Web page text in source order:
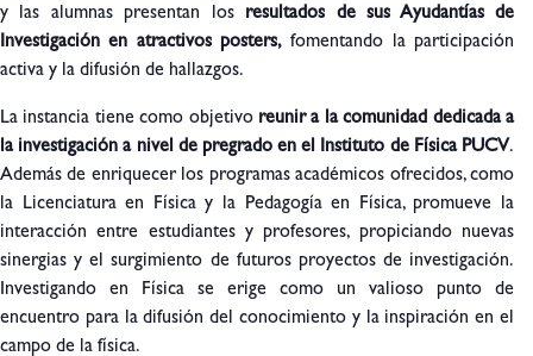
y las alumnas presentan losresultados de sus Ayudantías de
Investigación en atractivos posters, fomentando la participación
activa y la difusión de hallazgos.
La instancia tiene como objetivo reunir a la comunidad dedicada a
la investigación a nivel de pregrado en el Instituto de Física PUCV.
Además de enriquecer los programas académicos ofrecidos, como
la Licenciatura en Física y la Pedagogía en Física, promueve la
interacción entre estudiantes y profesores, propiciando nuevas
sinergias y el surgimiento de futuros proyectos de investigación.
Investigando en Física se erige como un valioso punto de
encuentro para la difusión del conocimiento y la inspiración en el
campo de la física.